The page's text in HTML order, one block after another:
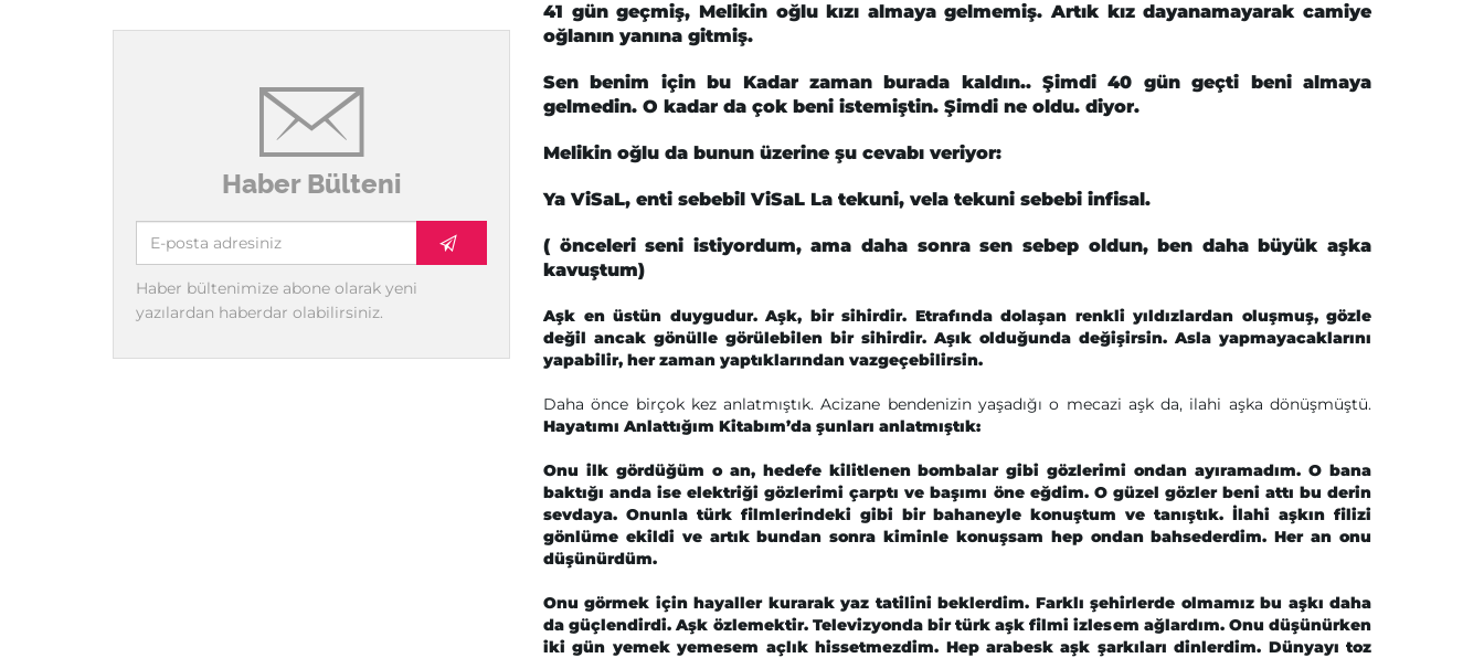
Haber Bülteni
Haber bültenimize abone olarak yeni
yazılardan haberdar olabilirsiniz.
41 gün geçmiş, Melikin oğlu kızı almaya gelmemiş. Artık kız dayanamayarak camiye
oğlanın yanına gitmiş.
Sen benim için bu Kadar zaman burada kaldın.. Şimdi 40 gün geçti beni almaya
gelmedin. O kadar da çok beni istemiştin. Şimdi ne oldu. diyor.
Melikin oğlu da bunun üzerine şu cevabı veriyor:
Ya ViSaL, enti sebebil ViSaL La tekuni, vela tekuni sebebi infisal.
( önceleri seni istiyordum, ama daha sonra sen sebep oldun, ben daha büyük aşka
kavuştum)
Aşk en üstün duygudur. Aşk, bir sihirdir. Etrafında dolaşan renkli yıldızlardan oluşmuş, gözle
değil ancak gönülle görülebilen bir sihirdir. Aşık olduğunda değişirsin. Asla yapmayacaklarını
yapabilir, her zaman yaptıklarından vazgeçebilirsin.
Daha önce birçok kez anlatmıştık. Acizane bendenizin yaşadığı o mecazi aşk da, ilahi aşka dönüşmüştü.
Hayatımı Anlattığım Kitabım’da şunları anlatmıştık:
Onu ilk gördüğüm o an, hedefe kilitlenen bombalar gibi gözlerimi ondan ayıramadım. O bana
baktığı anda ise elektriği gözlerimi çarptı ve başımı öne eğdim. O güzel gözler beni attı bu derin
sevdaya. Onunla türk filmlerindeki gibi bir bahaneyle konuştum ve tanıştık. İlahi aşkın filizi
gönlüme ekildi ve artık bundan sonra kiminle konuşsam hep ondan bahsederdim. Her an onu
düşünürdüm.
Onu görmek için hayaller kurarak yaz tatilini beklerdim. Farklı şehirlerde olmamız bu aşkı daha
da güçlendirdi. Aşk özlemektir. Televizyonda bir türk aşk filmi izlesem ağlardım. Onu düşünürken
iki gün yemek yemesem açlık hissetmezdim. Hep arabesk aşk şarkıları dinlerdim. Dünyayı toz